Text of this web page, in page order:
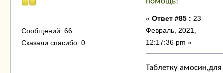
Сообщений: 66
Сказали спасибо: 0
« Ответ #85 : 23
Февраль, 2021,
12:17:36 pm »
Таблетку